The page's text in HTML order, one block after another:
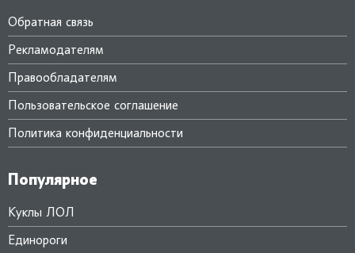
Обратная связь
Рекламодателям
Правообладателям
Пользовательское соглашение
Политика конфиденциальности
Популярное
Куклы ЛОЛ
Единороги